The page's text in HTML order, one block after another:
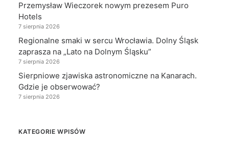
Przemysław Wieczorek nowym prezesem Puro
Hotels
7 sierpnia 2026
Regionalne smaki w sercu Wrocławia. Dolny Śląsk
zaprasza na „Lato na Dolnym Śląsku”
7 sierpnia 2026
Sierpniowe zjawiska astronomiczne na Kanarach.
Gdzie je obserwować?
7 sierpnia 2026
KATEGORIE WPISÓW